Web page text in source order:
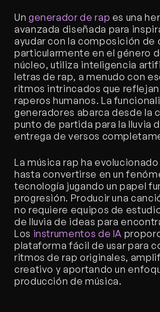
Un generador de rap es una
avanzada diseñada para
ayudar con la composición de
particularmente en el género
núcleo, utiliza inteligencia
letras de rap, a menudo con
ritmos intrincados que
raperos humanos. La
generadores abarca desde la
punto de partida para la lluvia
entrega de versos
La música rap ha
hasta convertirse en un
tecnología jugando un papel
progresión. Producir una
no requiere equipos de
de lluvia de ideas para
Los instrumentos de IA
plataforma fácil de usar para
ritmos de rap originales,
creativo y aportando un
producción de música.